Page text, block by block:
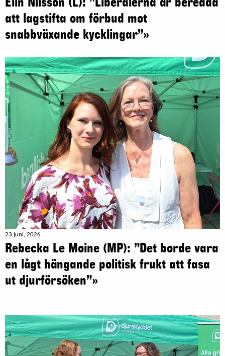
att lagstifta om förbud mot
snabbväxande kycklingar”»
23 juni, 2026
Rebecka Le Moine (MP): ”Det borde vara
en lågt hängande politisk frukt att fasa
ut djurförsöken”»